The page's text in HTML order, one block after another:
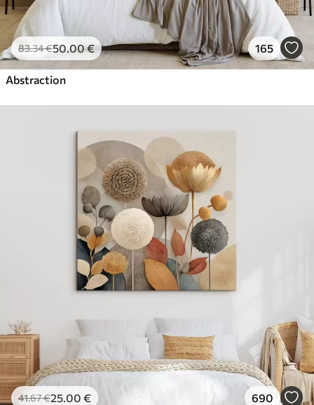
83.34€50.00€ 165
Abstraction
41.67€25.00 € 690